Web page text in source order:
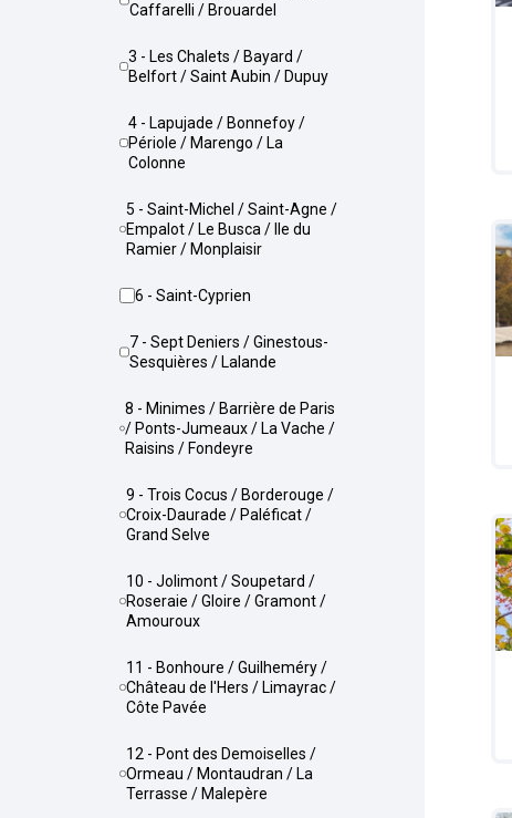
Caffarelli / Brouardel
3 - Les Chalets / Bayard /
Belfort / Saint Aubin / Dupuy
4 - Lapujade / Bonnefoy /
Périole / Marengo / La
Colonne
5 - Saint-Michel / Saint-Agne /
Empalot / Le Busca / Ile du
Ramier / Monplaisir
6 - Saint-Cyprien
7 - Sept Deniers / Ginestous-
Sesquières / Lalande
8 - Minimes / Barrière de Paris
/ Ponts-Jumeaux / La Vache /
Raisins / Fondeyre
9 - Trois Cocus / Borderouge /
Croix-Daurade / Paléficat /
Grand Selve
10 - Jolimont / Soupetard /
Roseraie / Gloire / Gramont /
Amouroux
11 - Bonhoure / Guilheméry /
Château de l'Hers / Limayrac /
Côte Pavée
12 - Pont des Demoiselles /
Ormeau / Montaudran / La
Terrasse / Malepère